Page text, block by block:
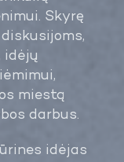
Skyrę
idėjų
miestą
darbus.
idėjas